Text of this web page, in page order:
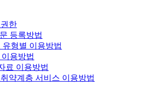
한
등록방법
유형별 이용방법
용방법
료 이용방법
약계층 서비스 이용방법